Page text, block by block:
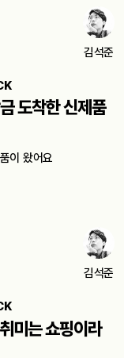
김석준
도착한 신제품
이 왔어요
김석준
미는 쇼핑이라